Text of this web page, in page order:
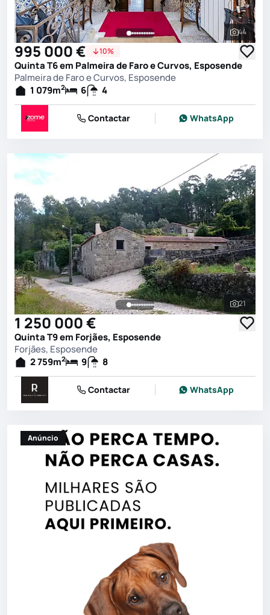
Ver
44
995 000 € 10%
Quinta T6 em Palmeira de Faro e Curvos, Esposende
Palmeira de Faro e Curvos, Esposende
1 079m2 6 4
Contactar WhatsApp
Ver
21
1 250 000 €
Quinta T9 em Forjães, Esposende
Forjães, Esposende
2 759m2 9 8
Contactar WhatsApp
Anúncio